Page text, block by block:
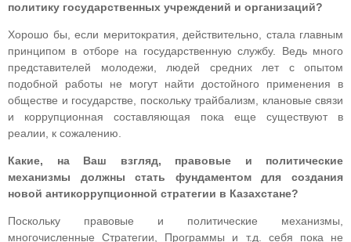
политику государственных учреждений и организаций?
Хорошо бы, если меритократия, действительно, стала главным
принципом в отборе на государственную службу. Ведь много
представителей молодежи, людей средних лет с опытом
подобной работы не могут найти достойного применения в
обществе и государстве, поскольку трайбализм, клановые связи
и коррупционная составляющая пока еще существуют в
реалии, к сожалению.
Какие, на Ваш взгляд, правовые и политические
механизмы должны стать фундаментом для создания
новой антикоррупционной стратегии в Казахстане?
Поскольку правовые и политические механизмы,
многочисленные Стратегии, Программы и т.д. себя пока не